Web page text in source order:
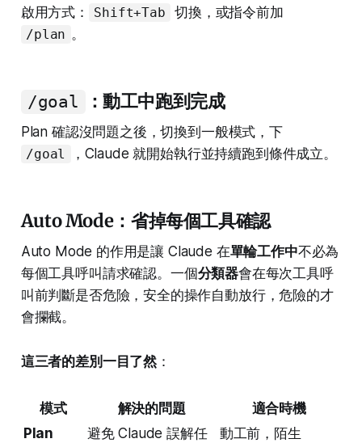
啟用方式： Shift+Tab 切換，或指令前加
/plan 。
/goal ：動工中跑到完成
Plan 確認沒問題之後，切換到一般模式，下
/goal ，Claude 就開始執行並持續跑到條件成立。
Auto Mode：省掉每個工具確認
Auto Mode 的作用是讓 Claude 在單輪工作中不必為
每個工具呼叫請求確認。一個分類器會在每次工具呼
叫前判斷是否危險，安全的操作自動放行，危險的才
會攔截。
這三者的差別一目了然：
模式 解決的問題
適合時機
Plan
避免 Claude 誤解任
動工前，陌生